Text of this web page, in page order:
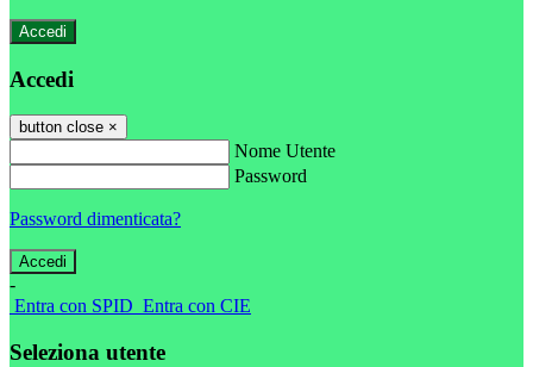
Accedi
Accedi
button close ×
Nome Utente
Password
Password dimenticata?
-
Entra con SPID Entra con CIE
Seleziona utente